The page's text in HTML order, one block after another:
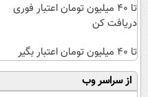
تا 40 میلیون تومان اعتبار فوری
دریافت کن
تا ۴۰ میلیون تومان اعتبار بگیر
از سراسر وب